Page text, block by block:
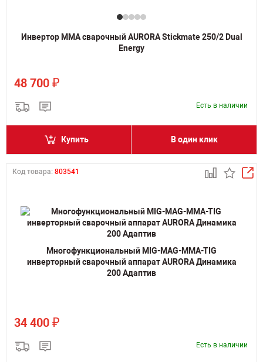
Инвертор MMA сварочный AURORA Stickmate 250/2 Dual
Energy
48 700 ₽
Есть в наличии
Купить В один клик
Код товара: 803541
Многофункциональный MIG-MAG-MMA-TIG
инверторный сварочный аппарат AURORA Динамика
200 Адаптив
34 400 ₽
Есть в наличии